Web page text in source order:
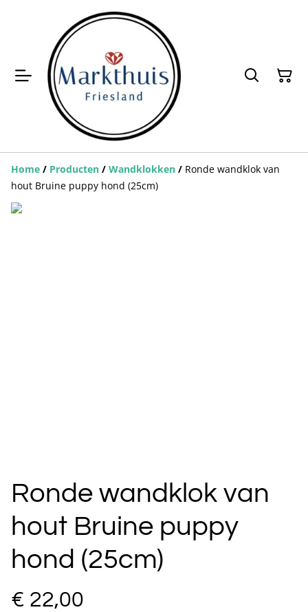
Home / Producten / Wandklokken / Ronde wandklok van
hout Bruine puppy hond (25cm)
Ronde wandklok van
hout Bruine puppy
hond (25cm)
€ 22,00